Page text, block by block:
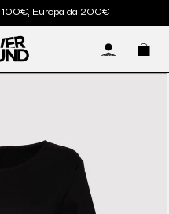
100€, Europa da 200€
LOG IN